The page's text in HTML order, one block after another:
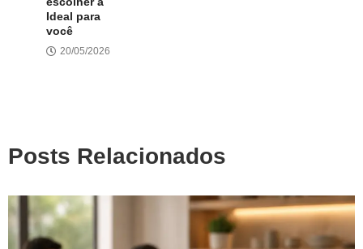
Ideal para
você
20/05/2026
Posts Relacionados